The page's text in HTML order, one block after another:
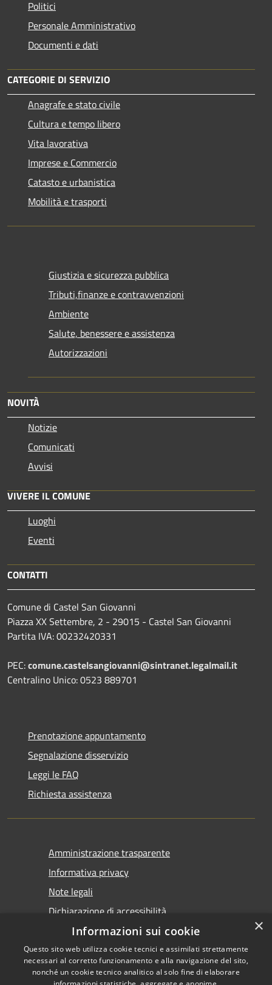
Politici
Personale Amministrativo
Documenti e dati
CATEGORIE DI SERVIZIO
Anagrafe e stato civile
Cultura e tempo libero
Vita lavorativa
Imprese e Commercio
Catasto e urbanistica
Mobilità e trasporti
Giustizia e sicurezza pubblica
Tributi,finanze e contravvenzioni
Ambiente
Salute, benessere e assistenza
Autorizzazioni
NOVITÀ
Notizie
Comunicati
Avvisi
VIVERE IL COMUNE
Luoghi
Eventi
CONTATTI
Comune di Castel San Giovanni
Piazza XX Settembre, 2 - 29015 - Castel San Giovanni
Partita IVA: 00232420331
PEC:comune.castelsangiovanni@sintranet.legalmail.it
Centralino Unico: 0523 889701
Prenotazione appuntamento
Segnalazione disservizio
Leggi le FAQ
Richiesta assistenza
Amministrazione trasparente
Informativa privacy
Note legali
Dichiarazione di accessibilità
×
Informazioni sui cookie
Questo sito web utilizza cookie tecnici e assimilati strettamente
necessari al corretto funzionamento e alla navigazione del sito,
nonché un cookie tecnico analitico al solo fine di elaborare